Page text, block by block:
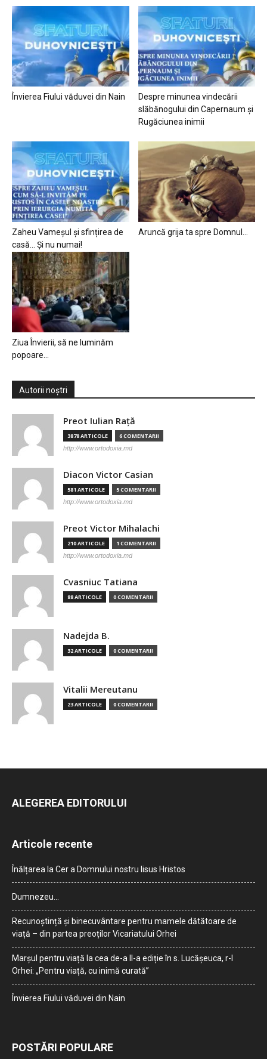
Învierea Fiului văduvei din Nain
Despre minunea vindecării
slăbănogului din Capernaum și
Rugăciunea inimii
Zaheu Vameșul și sfințirea de
casă… Și nu numai!
Aruncă grija ta spre Domnul…
Ziua Învierii, să ne luminăm
popoare…
Autorii noștri
Preot Iulian Raţă
3878 ARTICOLE 6 COMENTARII
http://www.ortodoxia.md
Diacon Victor Casian
581 ARTICOLE 5 COMENTARII
http://www.ortodoxia.md
Preot Victor Mihalachi
210 ARTICOLE 1 COMENTARII
http://www.ortodoxia.md
Cvasniuc Tatiana
88 ARTICOLE 0 COMENTARII
Nadejda B.
32 ARTICOLE 0 COMENTARII
Vitalii Mereutanu
23 ARTICOLE 0 COMENTARII
ALEGEREA EDITORULUI
Articole recente
Înălțarea la Cer a Domnului nostru Iisus Hristos
Dumnezeu…
Recunoștință și binecuvântare pentru mamele dătătoare de
viață – din partea preoților Vicariatului Orhei
Marșul pentru viață la cea de-a II-a ediție în s. Lucășeuca, r-l
Orhei: „Pentru viață, cu inimă curată”
Învierea Fiului văduvei din Nain
POSTĂRI POPULARE